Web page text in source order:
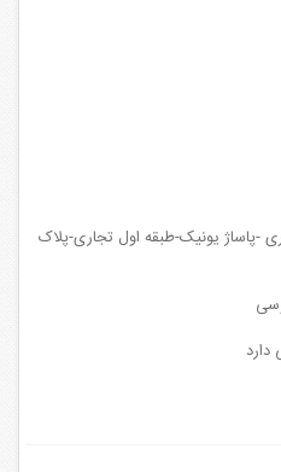
-پاساژ یونیک-طبقه اول تجاری-پلاک